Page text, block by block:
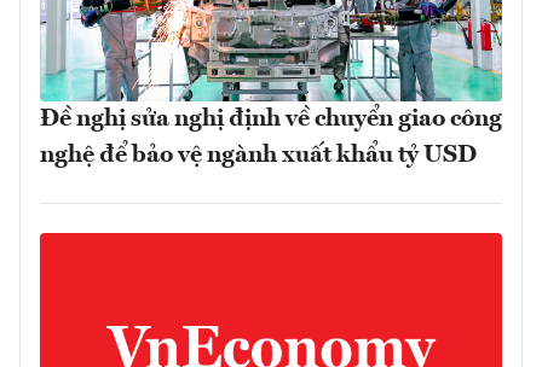
Đề nghị sửa nghị định về chuyển giao công
nghệ để bảo vệ ngành xuất khẩu tỷ USD